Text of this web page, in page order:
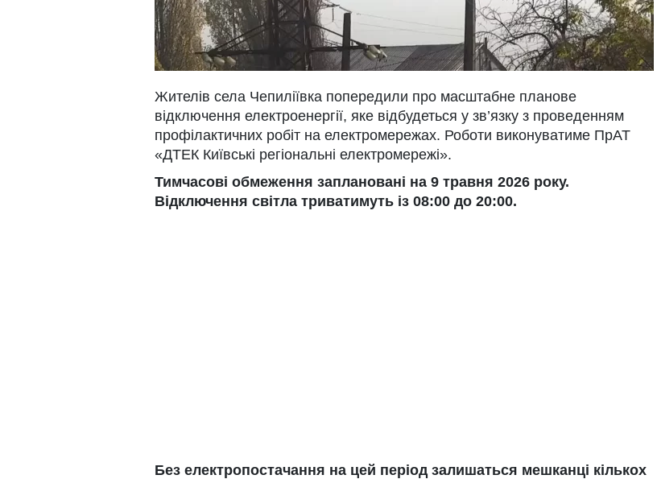
Жителів села Чепиліївка попередили про масштабне планове
відключення електроенергії, яке відбудеться у зв’язку з проведенням
профілактичних робіт на електромережах. Роботи виконуватиме ПрАТ
«ДТЕК Київські регіональні електромережі».
Тимчасові обмеження заплановані на 9 травня 2026 року.
Відключення світла триватимуть із 08:00 до 20:00.
Без електропостачання на цей період залишаться мешканці кількох